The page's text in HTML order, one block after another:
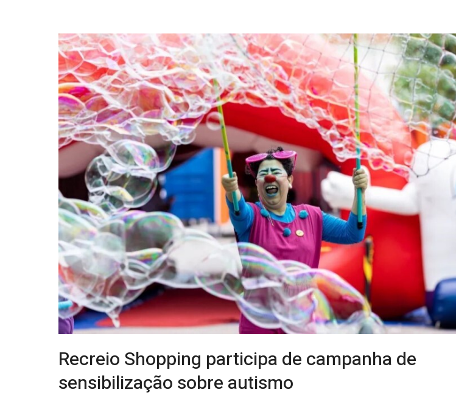
Recreio Shopping participa de campanha de
sensibilização sobre autismo